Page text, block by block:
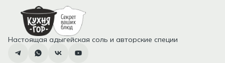
Настоящая адыгейская соль и авторские специи